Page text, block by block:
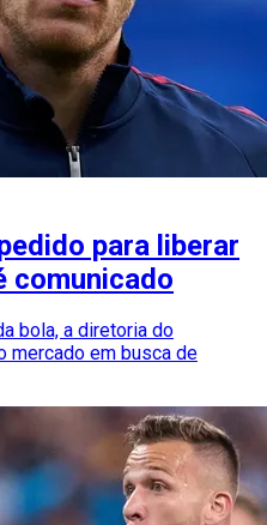
para liberar
comunicado
bola, a diretoria do
mercado em busca de